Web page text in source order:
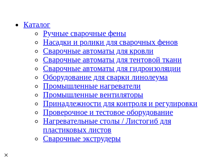
Каталог
Ручные сварочные фены
Насадки и ролики для сварочных фенов
Сварочные автоматы для кровли
Сварочные автоматы для тентовой ткани
Сварочные автоматы для гидроизоляции
Оборудование для сварки линолеума
Промышленные нагреватели
Промышленные вентиляторы
Принадлежности для контроля и регулировки
Проверочное и тестовое оборудование
Нагревательные столы / Листогиб для
пластиковых листов
Сварочные экструдеры
×